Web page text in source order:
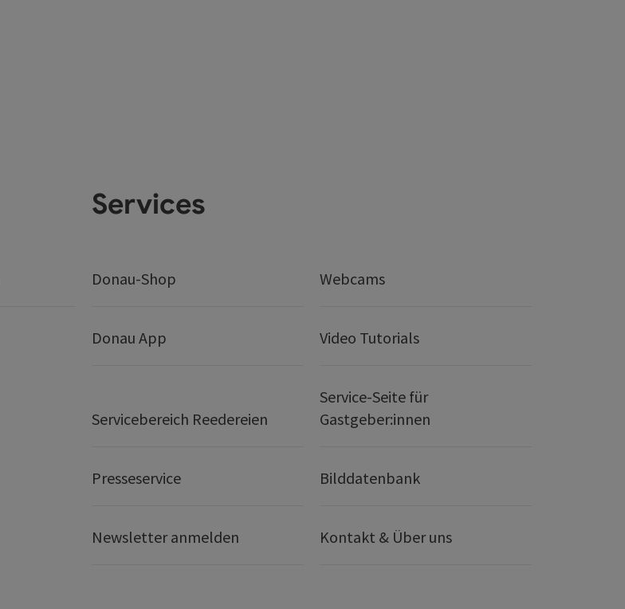
Services
Donau-Shop Webcams
Donau App Video Tutorials
Servicebereich Reedereien
Service-Seite für
Gastgeber:innen
Presseservice Bilddatenbank
Newsletter anmelden Kontakt & Über uns